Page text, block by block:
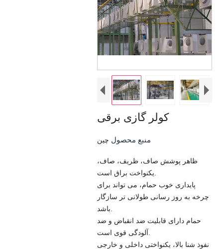
کولر گازی برقی
منبع محصول چین
ظاهر پوشش صاف، ظریف، صاف،
پایداری خوب حمام، می تواند برای
چرخه به روز رسانی طولانی تر سازگار
حمام دارای قابلیت ضد انقباض و ضد
آلودگی قوی است.
نفوذ شنا بالا، یکنواختی داخلی و خارجی